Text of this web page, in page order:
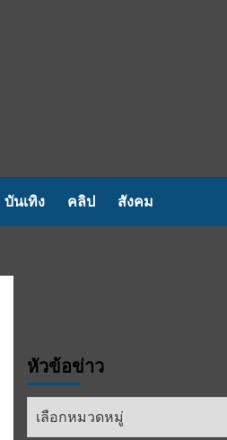
บันเทิง คลิป สังคม
หัวข้อข่าว
หัวข้อ